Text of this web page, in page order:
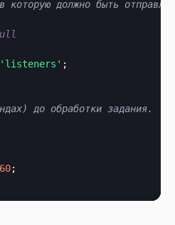
которую должно быть
'listeners' ;
до обработки задания.
60;